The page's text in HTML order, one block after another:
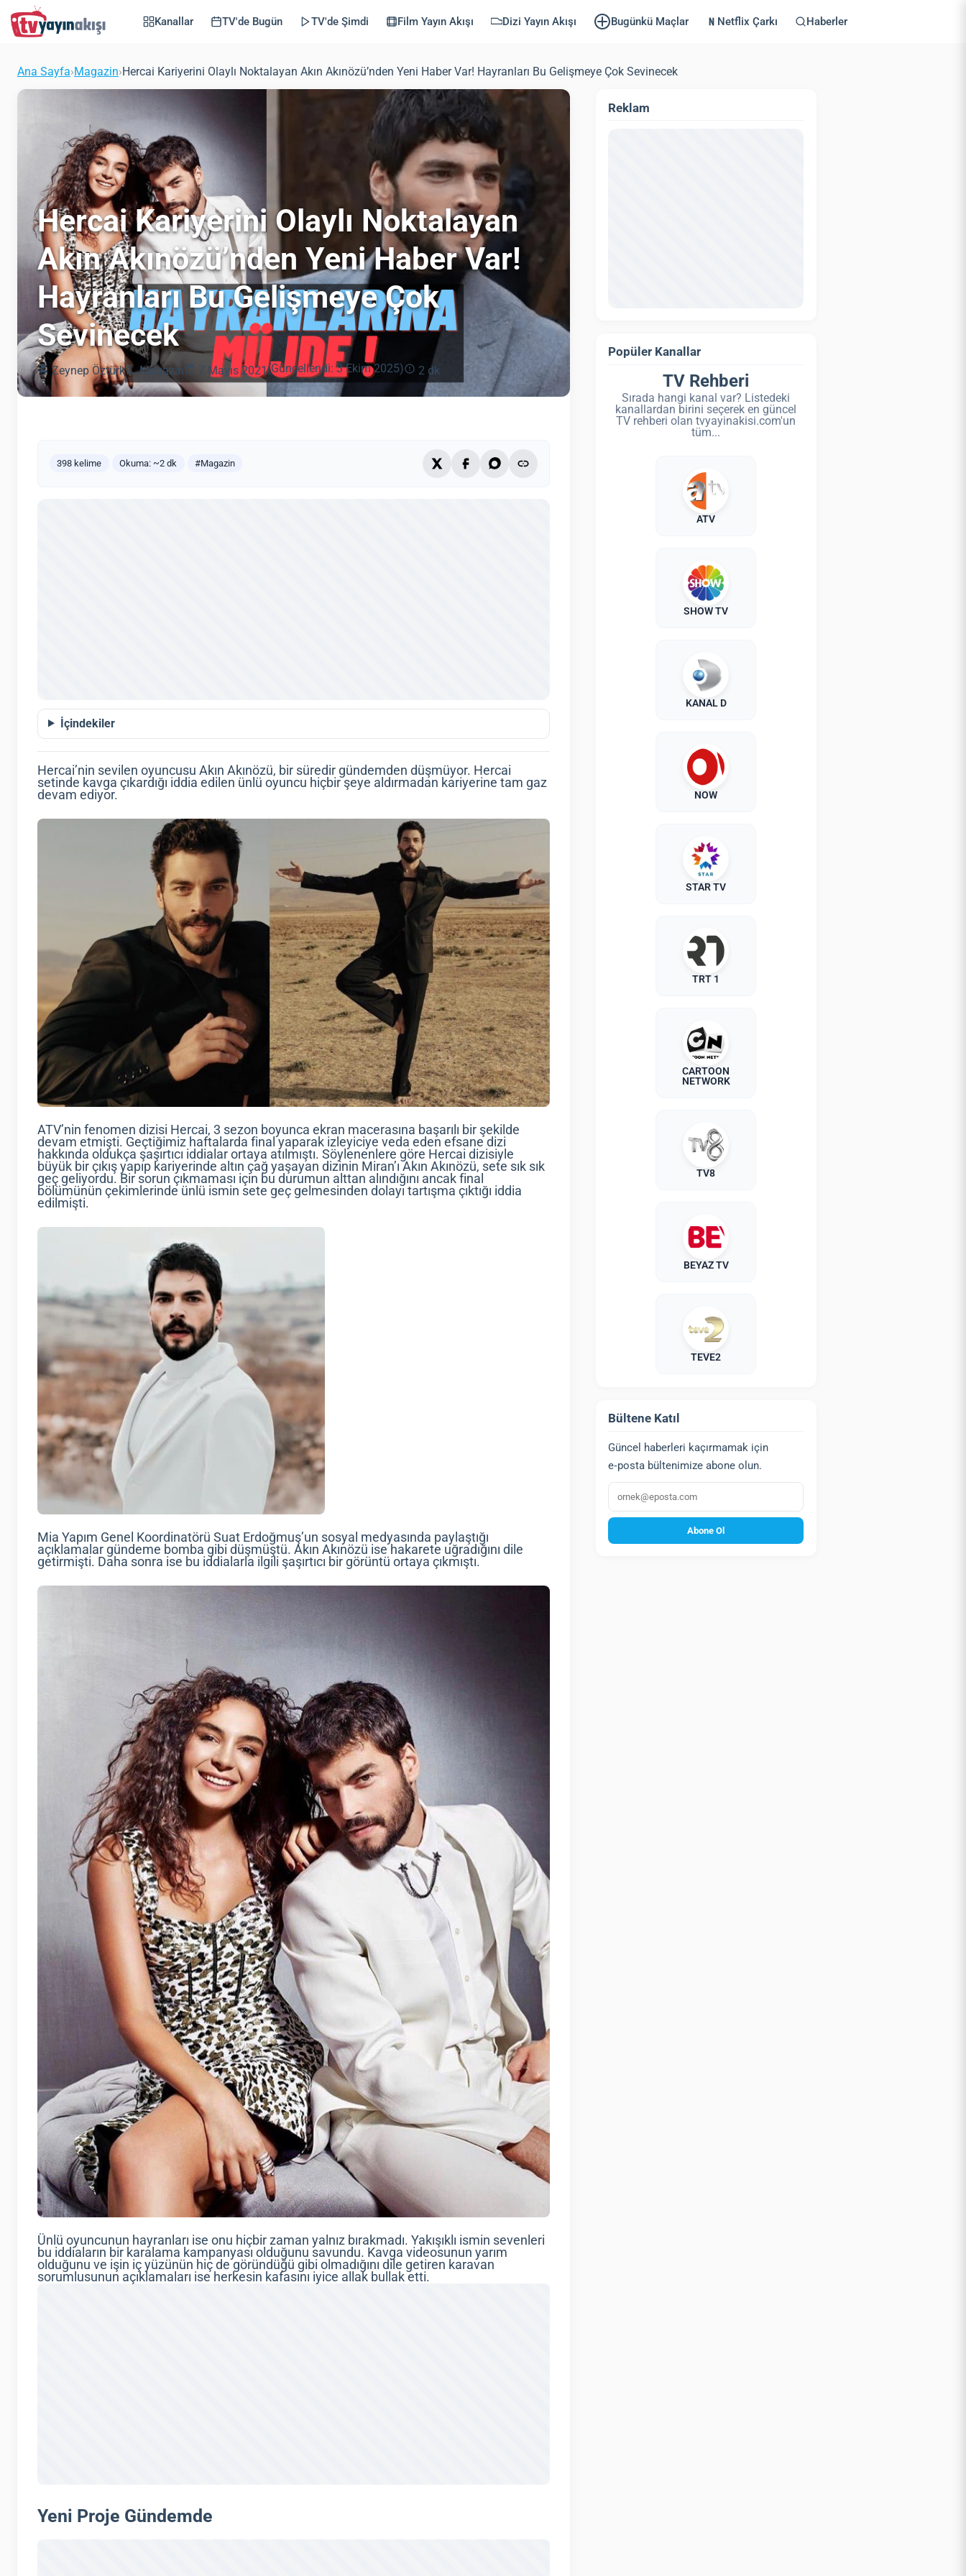
Kanallar TV'de Bugün TV'de Şimdi Film Yayın Akışı Dizi Yayın Akışı Bugünkü Maçlar Netflix Çarkı Haberler
Ana Sayfa›Magazin›Hercai Kariyerini Olaylı Noktalayan Akın Akınözü’nden Yeni Haber Var! Hayranları Bu Gelişmeye Çok Sevinecek
Hercai Kariyerini Olaylı Noktalayan
Akın Akınözü’nden Yeni Haber Var!
Hayranları Bu Gelişmeye Çok
Sevinecek
Zeynep Öztürk Magazin 7 Mayıs 2021(Güncellendi: 3 Ekim 2025) 2 dk
398 kelime Okuma: ~2 dk #Magazin
İçindekiler
Hercai’nin sevilen oyuncusu Akın Akınözü, bir süredir gündemden düşmüyor. Hercai
setinde kavga çıkardığı iddia edilen ünlü oyuncu hiçbir şeye aldırmadan kariyerine tam gaz
devam ediyor.
ATV’nin fenomen dizisi Hercai, 3 sezon boyunca ekran macerasına başarılı bir şekilde
devam etmişti. Geçtiğimiz haftalarda final yaparak izleyiciye veda eden efsane dizi
hakkında oldukça şaşırtıcı iddialar ortaya atılmıştı. Söylenenlere göre Hercai dizisiyle
büyük bir çıkış yapıp kariyerinde altın çağ yaşayan dizinin Miran’ı Akın Akınözü, sete sık sık
geç geliyordu. Bir sorun çıkmaması için bu durumun alttan alındığını ancak final
bölümünün çekimlerinde ünlü ismin sete geç gelmesinden dolayı tartışma çıktığı iddia
edilmişti.
Mia Yapım Genel Koordinatörü Suat Erdoğmuş’un sosyal medyasında paylaştığı
açıklamalar gündeme bomba gibi düşmüştü. Akın Akınözü ise hakarete uğradığını dile
getirmişti. Daha sonra ise bu iddialarla ilgili şaşırtıcı bir görüntü ortaya çıkmıştı.
Ünlü oyuncunun hayranları ise onu hiçbir zaman yalnız bırakmadı. Yakışıklı ismin sevenleri
bu iddiaların bir karalama kampanyası olduğunu savundu. Kavga videosunun yarım
olduğunu ve işin iç yüzünün hiç de göründüğü gibi olmadığını dile getiren karavan
sorumlusunun açıklamaları ise herkesin kafasını iyice allak bullak etti.
Yeni Proje Gündemde
Reklam
Popüler Kanallar
TV Rehberi
Sırada hangi kanal var? Listedeki
kanallardan birini seçerek en güncel
TV rehberi olan tvyayinakisi.com'un
tüm...
ATV
SHOW TV
KANAL D
NOW
STAR TV
TRT 1
CARTOON
NETWORK
TV8
BEYAZ TV
TEVE2
Bültene Katıl
Güncel haberleri kaçırmamak için
e‑posta bültenimize abone olun.
E‑posta
Abone Ol